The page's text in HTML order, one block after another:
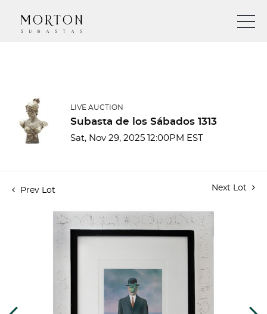
LIVE AUCTION
Subasta de los Sábados 1313
Sat, Nov 29, 2025 12:00PM EST
Prev Lot Next Lot